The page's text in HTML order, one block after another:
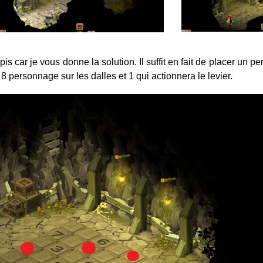
car je vous donne la solution. Il suffit en fait de placer un
personnage sur les dalles et 1 qui actionnera le levier.